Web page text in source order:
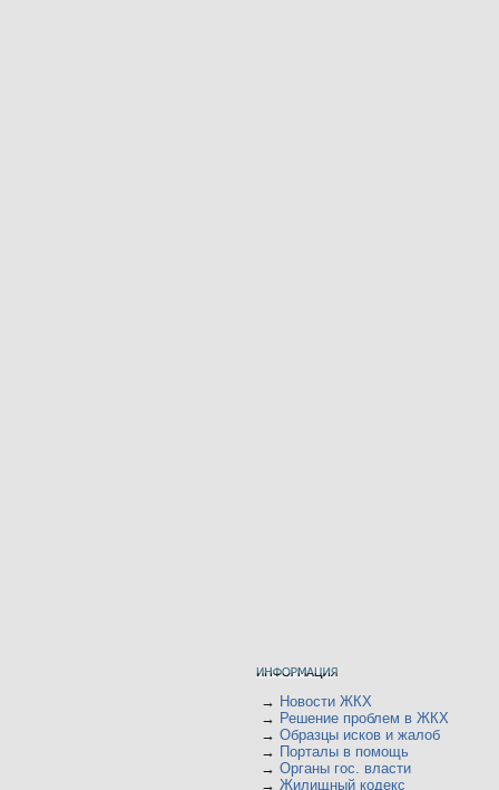
→ Новости ЖКХ
→ Решение проблем в ЖКХ
→ Образцы исков и жалоб
→ Порталы в помощь
→ Органы гос. власти
→ Жилищный кодекс